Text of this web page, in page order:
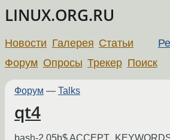
LINUX.ORG.RU
Новости Галерея Статьи
Форум Опросы Трекер Поиск
Форум — Talks
qt4